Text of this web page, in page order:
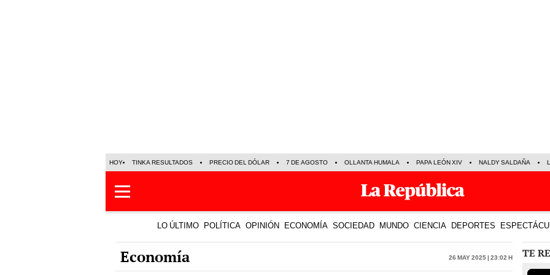
HOY TINKA RESULTADOS PRECIO DEL DÓLAR 7 DE AGOSTO OLLANTA HUMALA PAPA LEÓN XIV NALDY SALDAÑA
LO ÚLTIMO POLÍTICA OPINIÓN ECONOMÍA SOCIEDAD MUNDO CIENCIA DEPORTES
Economía 26 May 2025 | 23:02 h TE